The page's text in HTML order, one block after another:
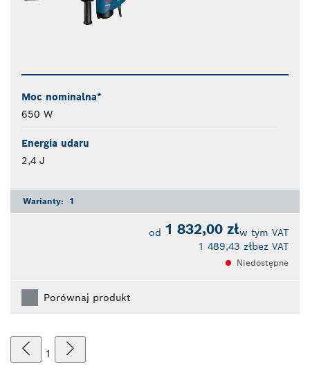
Moc nominalna*
650 W
Energia udaru
2,4 J
Warianty: 1
od 1 832,00 złw tym VAT
1 489,43 złbez VAT
Niedostępne
Porównaj produkt
1